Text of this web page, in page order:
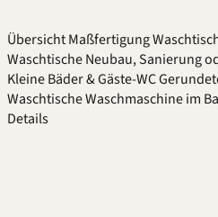
ÜbersichtMaßfertigung
WaschtischeNeubau, Sanierung
Kleine Bäder & Gäste-WC
WaschtischeWaschmaschine im
Details